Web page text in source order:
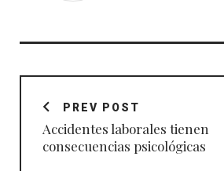
Navegación
entradasPREV POST
Accidentes laborales tienen
consecuencias psicológicas